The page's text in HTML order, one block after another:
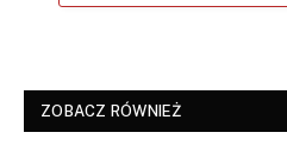
ZOBACZ RÓWNIEŻ